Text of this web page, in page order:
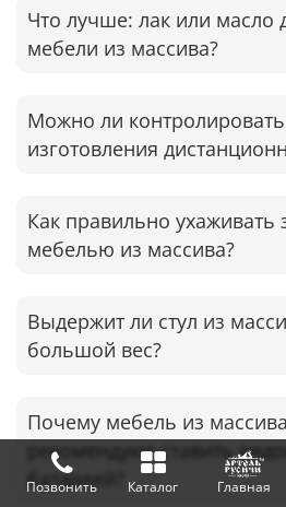
Позвонить Каталог Главная
Что лучше: лак или масло
мебели из массива?
Можно ли
изготовления
Как правильно ухаживать
мебелью из массива?
Выдержит ли стул из
большой вес?
Почему мебель из
рекомендуют ставить
батареей?